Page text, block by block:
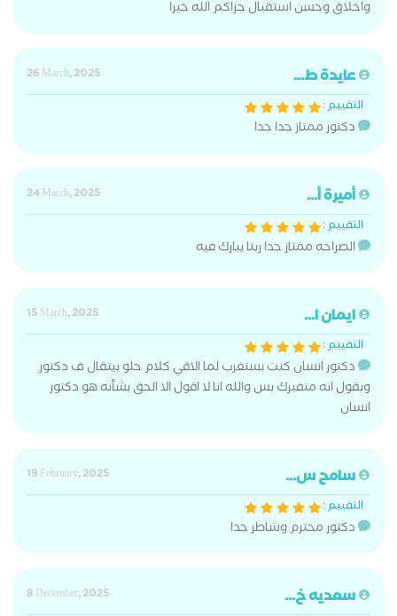
واخلاق وحسن استقبال جزاكم الله خيرا
عايدة ط...
26 March, 2025
التقييم :
دكتور ممتاز جدا جدا
أميرة أ...
24 March, 2025
التقييم :
الصراحه ممتاز جدا ربنا يبارك فيه
ايمان ا...
15 March, 2025
التقييم :
دكتور انسان كنت بستغرب لما الاقي كلام حلو بيتقال ف دكتور
وبقول انه متفبرك بس والله انا لا اقول الا الحق بشأنه هو دكتور
انسان
سامح س...
19 February, 2025
التقييم :
دكتور محترم وشاطر جدا
سعديه خ...
8 December, 2025